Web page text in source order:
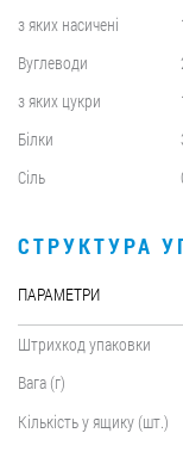
з яких насичені
Вуглеводи
з яких цукри
Білки
Сіль
СТРУКТУРА
ПАРАМЕТРИ
Штрихкод упаковки
Вага (г)
Кількість у ящику (шт.)